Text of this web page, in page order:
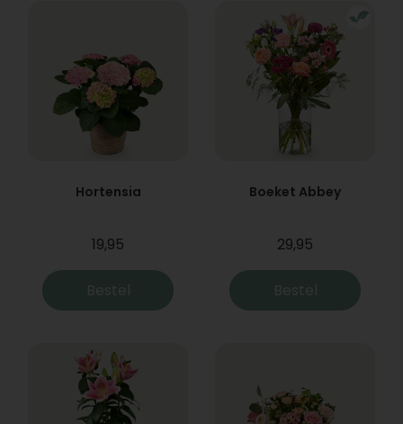
Hortensia
19,95
Bestel
Boeket Abbey
29,95
Bestel